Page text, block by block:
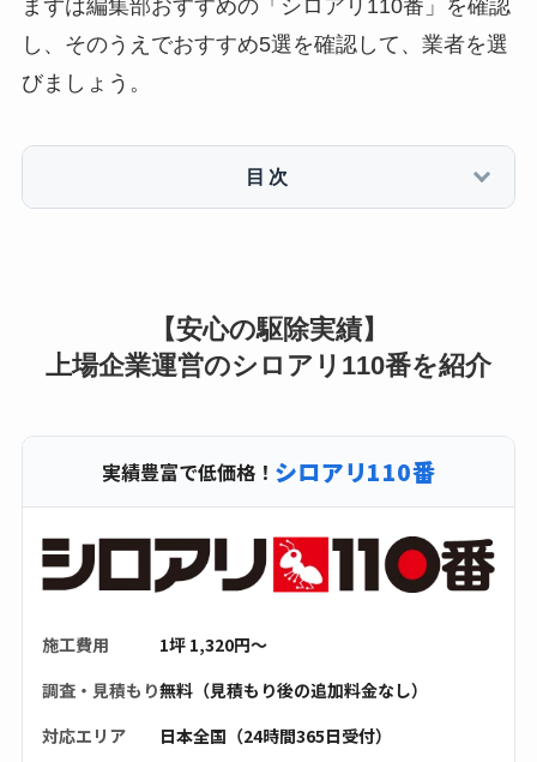
まずは編集部おすすめの「シロアリ110番」を確認
し、そのうえでおすすめ5選を確認して、業者を選
びましょう。
目次
【安心の駆除実績】
上場企業運営のシロアリ110番を紹介
実績豊富で低価格！ シロアリ110番
施工費用
1坪 1,320円〜
調査・見積もり無料（見積もり後の追加料金なし）
対応エリア
日本全国（24時間365日受付）